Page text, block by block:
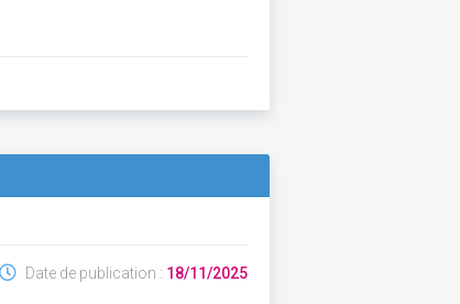
Date de publication : 18/11/2025